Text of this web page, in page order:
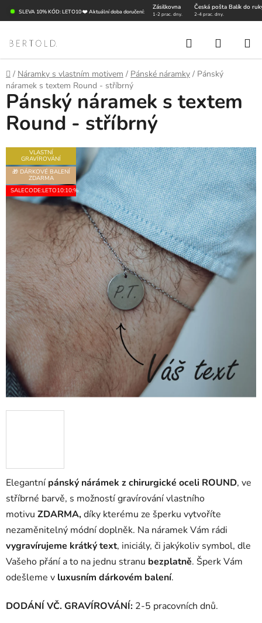
Přejít
na
SLEVA 10% KÓD: LETO10 ❤️ Aktuální doba doručení:
Zásilkovna Česká pošta Balík do
1-2 prac. dny. 2-4 prac. dny.
Hledat
KOŠÍK
Domů
/ Náramky s vlastním motivem / Pánské náramky / Pánský
náramek s textem Round - stříbrný
Elegantní pánský nárámek z chirurgické oceli ROUND, ve
stříbrné barvě, s možností gravírování vlastního
motivu ZDARMA,díky kterému ze šperku vytvoříte
nezaměnitelný módní doplněk. Na náramek Vám rádi
vygravírujeme krátký text, iniciály, či jakýkoliv symbol, dle
Vašeho přání a to na jednu stranu bezplatně. Šperk Vám
odešleme v luxusním dárkovém balení.
DODÁNÍ VČ. GRAVÍROVÁNÍ: 2-5 pracovních dnů.
Pánský náramek s textem
Round - stříbrný
VLASTNÍ
GRAVÍROVÁNÍ
🎁 DÁRKOVÉ BALENÍ
ZDARMA
SALECODE:LETO10:10:%